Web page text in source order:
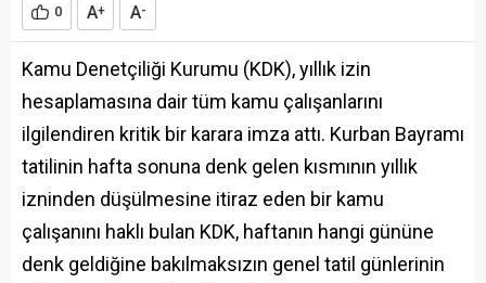
0 A+ A-
Kamu Denetçiliği Kurumu (KDK), yıllık izin
hesaplamasına dair tüm kamu çalışanlarını
ilgilendiren kritik bir karara imza attı. Kurban Bayramı
tatilinin hafta sonuna denk gelen kısmının yıllık
izninden düşülmesine itiraz eden bir kamu
çalışanını haklı bulan KDK, haftanın hangi gününe
denk geldiğine bakılmaksızın genel tatil günlerinin